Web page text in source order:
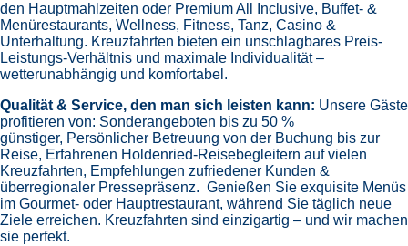
den Hauptmahlzeiten oder Premium All Inclusive, Buffet- &
Menürestaurants, Wellness, Fitness, Tanz, Casino &
Unterhaltung. Kreuzfahrten bieten ein unschlagbares Preis-
Leistungs-Verhältnis und maximale Individualität –
wetterunabhängig und komfortabel.
Qualität & Service, den man sich leisten kann: Unsere Gäste
profitieren von: Sonderangeboten bis zu 50 %
günstiger, Persönlicher Betreuung von der Buchung bis zur
Reise, Erfahrenen Holdenried-Reisebegleitern auf vielen
Kreuzfahrten, Empfehlungen zufriedener Kunden &
überregionaler Pressepräsenz. Genießen Sie exquisite Menüs
im Gourmet- oder Hauptrestaurant, während Sie täglich neue
Ziele erreichen. Kreuzfahrten sind einzigartig – und wir machen
sie perfekt.